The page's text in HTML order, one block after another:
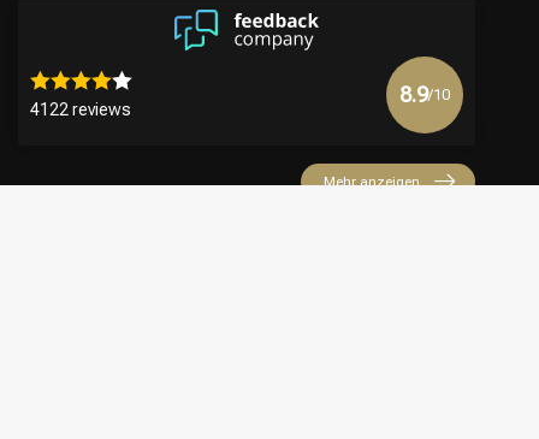
4122 reviews
8.9/10
Mehr anzeigen